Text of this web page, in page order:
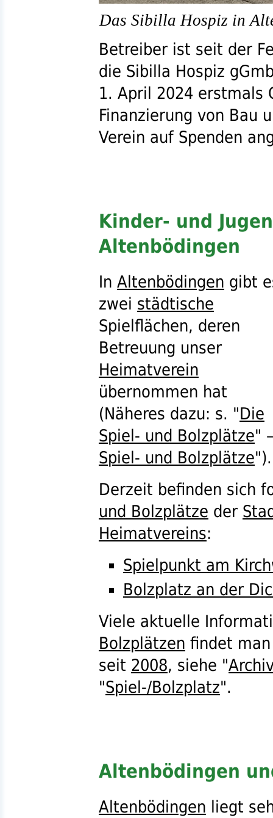
Das Sibilla Hospiz in
Betreiber ist seit der
die Sibilla Hospiz
1. April 2024 erstmals
Finanzierung von Bau
Verein auf Spenden
Kinder- und
Altenbödingen
In Altenbödingen gibt
zwei städtische
Spielflächen, deren
Betreuung unser
Heimatverein
übernommen hat
(Näheres dazu: s. "Die
Spiel- und Bolzplätze"
Spiel- und Bolzplätze").
Derzeit befinden sich
und Bolzplätze der
Heimatvereins:
Spielpunkt am
Bolzplatz an der
Viele aktuelle
Bolzplätzen findet
seit 2008, siehe "
"Spiel-/Bolzplatz".
Altenbödingen
Altenbödingen liegt